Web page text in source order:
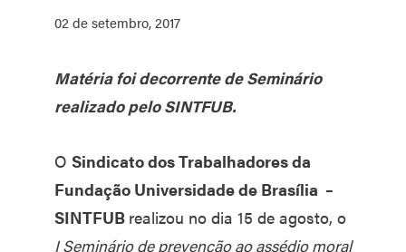
02 de setembro, 2017
Matéria foi decorrente de Seminário
realizado pelo SINTFUB.
O Sindicato dos Trabalhadores da
Fundação Universidade de Brasília –
SINTFUB realizou no dia 15 de agosto, o
I Seminário de prevenção ao assédio moral